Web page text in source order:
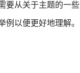
要从关于主题的一些
以便更好地理解。